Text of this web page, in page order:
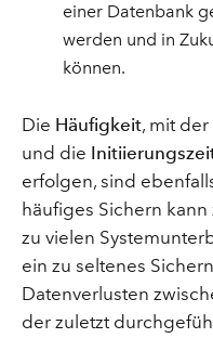
einer Datenbank
werden und in
können.
Die Häufigkeit, mit
und die
erfolgen, sind
häufiges Sichern
zu vielen
ein zu seltenes
Datenverlusten
der zuletzt